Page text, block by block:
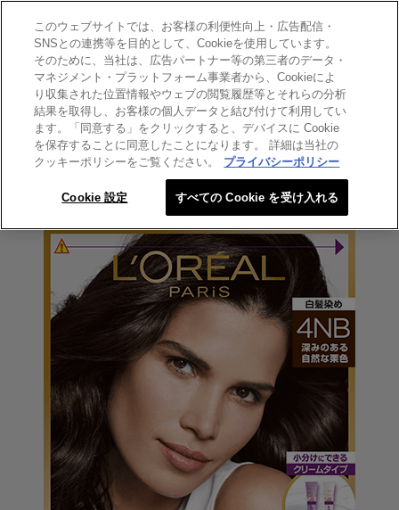
SEARCH THIS SITE
エクセランス
エクセランス クリームタイプ
4NB 深みのある自然な栗色
このウェブサイトでは、お客様の利便性向上・広告配信・
SNSとの連携等を目的として、Cookieを使用しています。
そのために、当社は、広告パートナー等の第三者のデータ・
マネジメント・プラットフォーム事業者から、Cookieによ
り収集された位置情報やウェブの閲覧履歴等とそれらの分析
結果を取得し、お客様の個人データと結び付けて利用してい
ます。「同意する」をクリックすると、デバイスに Cookie
を保存することに同意したことになります。 詳細は当社の
クッキーポリシーをご覧ください。
プライバシーポリシー
Cookie 設定 すべての Cookie を受け入れる